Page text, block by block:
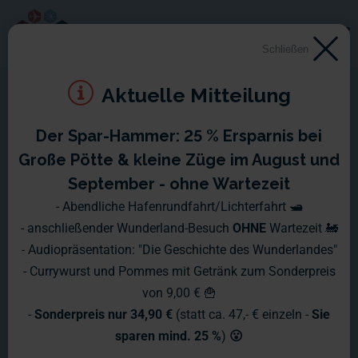
Schließen
Aktuelle Mitteilung
Der Spar-Hammer: 25 % Ersparnis bei
Große Pötte & kleine Züge im August und
September - ohne Wartezeit
- Abendliche Hafenrundfahrt/Lichterfahrt 🛥️
- anschließender Wunderland-Besuch OHNE Wartezeit 🚂
- Audiopräsentation: "Die Geschichte des Wunderlandes"
- Currywurst und Pommes mit Getränk zum Sonderpreis
von 9,00 € 🍟
- Sonderpreis nur 34,90 € (statt ca. 47,- € einzeln - Sie
sparen mind. 25 %) 😮